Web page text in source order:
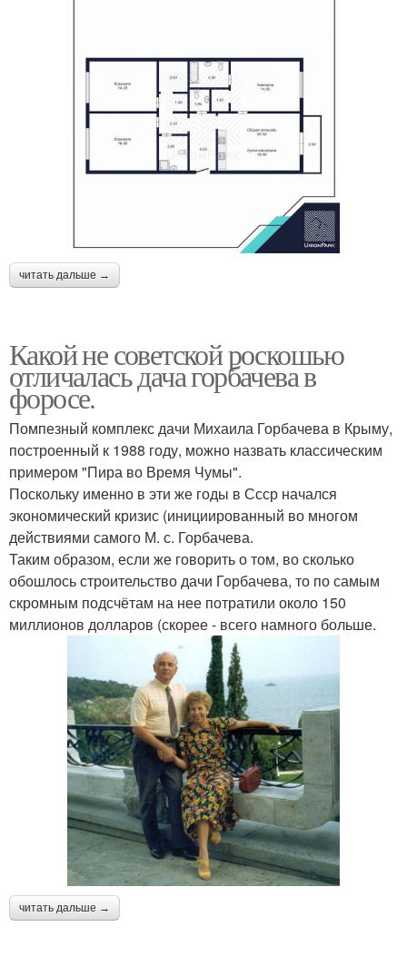
читать дальше →
Какой не советской роскошью
отличалась дача горбачева в
форосе.
Помпезный комплекс дачи Михаила Горбачева в Крыму,
построенный к 1988 году, можно назвать классическим
примером "Пира во Время Чумы".
Поскольку именно в эти же годы в Ссср начался
экономический кризис (инициированный во многом
действиями самого М. с. Горбачева.
Таким образом, если же говорить о том, во сколько
обошлось строительство дачи Горбачева, то по самым
скромным подсчётам на нее потратили около 150
миллионов долларов (скорее - всего намного больше.
читать дальше →